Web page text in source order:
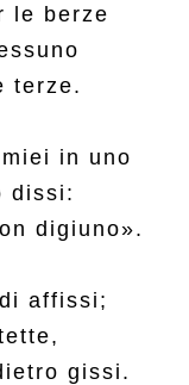
le berze
terze.
in uno
dissi:
digiuno».
affissi;
gissi.